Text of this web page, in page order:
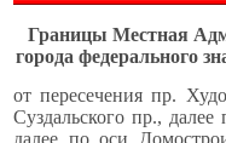
Границы Местная
города федерального
от пересечения пр.
Суздальского пр.,
далее по оси